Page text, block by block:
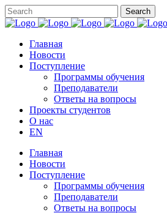
Главная
Новости
Поступление
Программы обучения
Преподаватели
Ответы на вопросы
Проекты студентов
О нас
EN
Главная
Новости
Поступление
Программы обучения
Преподаватели
Ответы на вопросы